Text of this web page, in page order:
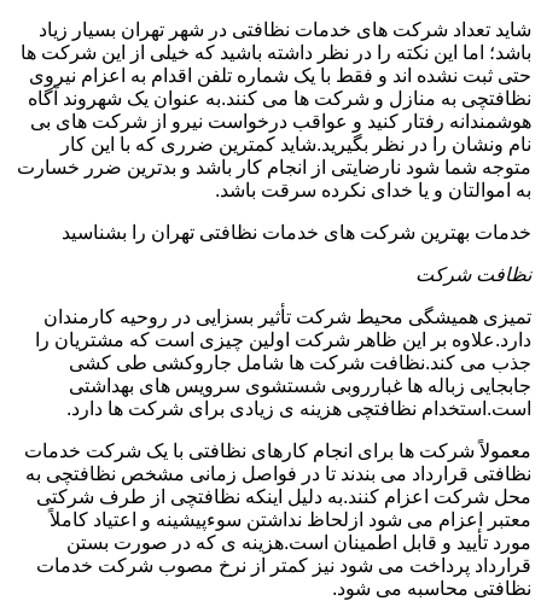
شاید تعداد شرکت های خدمات نظافتی در شهر تهران بسیار زیاد
باشد؛ اما این نکته را در نظر داشته باشید که خیلی از این شرکت ها
حتی ثبت نشده اند و فقط با یک شماره تلفن اقدام به اعزام نیروی
نظافتچی به منازل و شرکت ها می کنند.به عنوان یک شهروند آگاه
هوشمندانه رفتار کنید و عواقب درخواست نیرو از شرکت های بی
نام ونشان را در نظر بگیرید.شاید کمترین ضرری که با این کار
متوجه شما شود نارضایتی از انجام کار باشد و بدترین ضرر خسارت
به اموالتان و یا خدای نکرده سرقت باشد.
خدمات بهترین شرکت های خدمات نظافتی تهران را بشناسید
نظافت شرکت
تمیزی همیشگی محیط شرکت تأثیر بسزایی در روحیه کارمندان
دارد.علاوه بر این ظاهر شرکت اولین چیزی است که مشتریان را
جذب می کند.نظافت شرکت ها شامل جاروکشی طی کشی
جابجایی زباله ها غبارروبی شستشوی سرویس های بهداشتی
است.استخدام نظافتچی هزینه ی زیادی برای شرکت ها دارد.
معمولاً شرکت ها برای انجام کارهای نظافتی با یک شرکت خدمات
نظافتی قرارداد می بندند تا در فواصل زمانی مشخص نظافتچی به
محل شرکت اعزام کنند.به دلیل اینکه نظافتچی از طرف شرکتی
معتبر اعزام می شود ازلحاظ نداشتن سوءپیشینه و اعتیاد کاملاً
مورد تأیید و قابل اطمینان است.هزینه ی که در صورت بستن
قرارداد پرداخت می شود نیز کمتر از نرخ مصوب شرکت خدمات
نظافتی محاسبه می شود.